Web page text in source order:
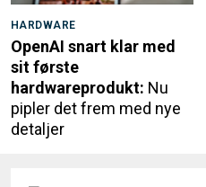
HARDWARE
OpenAI snart klar med
sit første
hardwareprodukt: Nu
pipler det frem med nye
detaljer